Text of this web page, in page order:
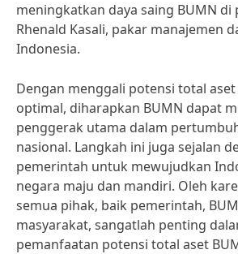
meningkatkan daya saing BUMN di
Rhenald Kasali, pakar manajemen
Indonesia.
Dengan menggali potensi total aset
optimal, diharapkan BUMN dapat
penggerak utama dalam
nasional. Langkah ini juga sejalan
pemerintah untuk mewujudkan
negara maju dan mandiri. Oleh
semua pihak, baik pemerintah,
masyarakat, sangatlah penting
pemanfaatan potensi total aset